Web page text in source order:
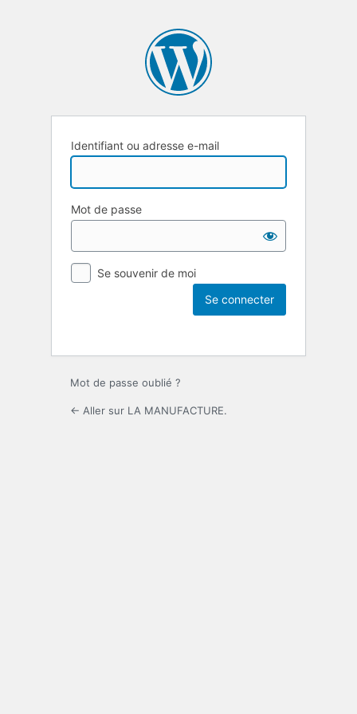
Identifiant ou adresse e-mail
Mot de passe
Se souvenir de moi
Mot de passe oublié ?
← Aller sur LA MANUFACTURE.